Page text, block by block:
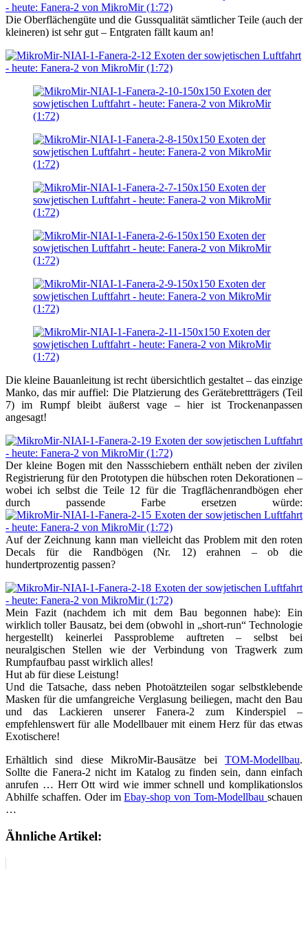
Die Oberflächengüte und die Gussqualität sämtlicher Teile (auch der
kleineren) ist sehr gut – Entgraten fällt kaum an!
Die kleine Bauanleitung ist recht übersichtlich gestaltet – das einzige
Manko, das mir auffiel: Die Platzierung des Gerätebrettträgers (Teil
7) im Rumpf bleibt äußerst vage – hier ist Trockenanpassen
angesagt!
Der kleine Bogen mit den Nassschiebern enthält neben der zivilen
Registrierung für den Prototypen die hübschen roten Dekorationen –
wobei ich selbst die Teile 12 für die Tragflächenrandbögen eher
durch passende Farbe ersetzen würde:
Auf der Zeichnung kann man vielleicht das Problem mit den roten
Decals für die Randbögen (Nr. 12) erahnen – ob die
hundertprozentig passen?
Mein Fazit (nachdem ich mit dem Bau begonnen habe): Ein
wirklich toller Bausatz, bei dem (obwohl in „short-run“ Technologie
hergestellt) keinerlei Passprobleme auftreten – selbst bei
neuralgischen Stellen wie der Verbindung von Tragwerk zum
Rumpfaufbau passt wirklich alles!
Hut ab für diese Leistung!
Und die Tatsache, dass neben Photoätzteilen sogar selbstklebende
Masken für die umfangreiche Verglasung beiliegen, macht den Bau
und das Lackieren unserer Fanera-2 zum Kinderspiel –
empfehlenswert für alle Modellbauer mit einem Herz für das etwas
Exotischere!
Erhältlich sind diese MikroMir-Bausätze bei TOM-Modellbau.
Sollte die Fanera-2 nicht im Katalog zu finden sein, dann einfach
anrufen … Herr Ott wird wie immer schnell und komplikationslos
Abhilfe schaffen. Oder imEbay-shop von Tom-Modellbauschauen
…
Ähnliche Artikel: